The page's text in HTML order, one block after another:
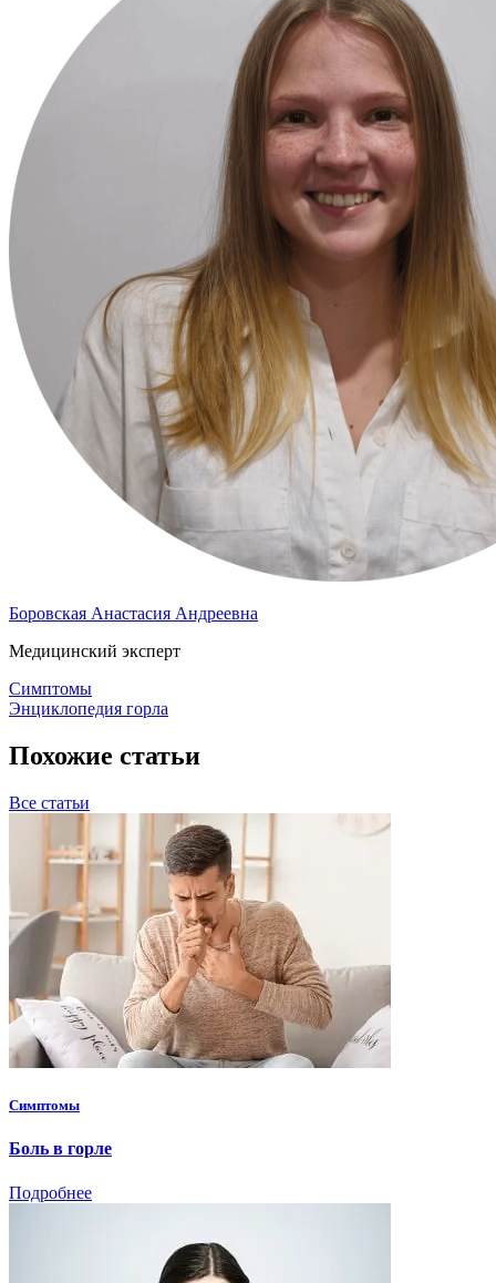
Боровская Анастасия Андреевна
Медицинский эксперт
Симптомы
Энциклопедия горла
Похожие статьи
Все статьи
Симптомы
Боль в горле
Подробнее